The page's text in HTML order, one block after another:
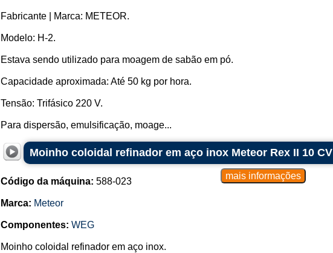
Fabricante | Marca: METEOR.
Modelo: H-2.
Estava sendo utilizado para moagem de sabão em pó.
Capacidade aproximada: Até 50 kg por hora.
Tensão: Trifásico 220 V.
Para dispersão, emulsificação, moage...
Moinho coloidal refinador em aço inox Meteor Rex II 10 CV
Código da máquina: 588-023
Marca: Meteor
Componentes: WEG
Moinho coloidal refinador em aço inox.